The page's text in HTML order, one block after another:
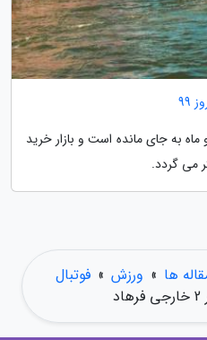
ماه به جای مانده است و بازار خرید
ها » ورزش » فوتبال